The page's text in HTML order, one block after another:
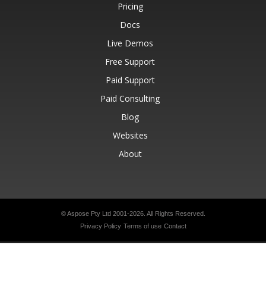
Pricing
Docs
Live Demos
Free Support
Paid Support
Paid Consulting
Blog
Websites
About
© Aspose Pty Ltd 2001-2026. All Rights Reserved.
Privacy Policy Terms of use Contact